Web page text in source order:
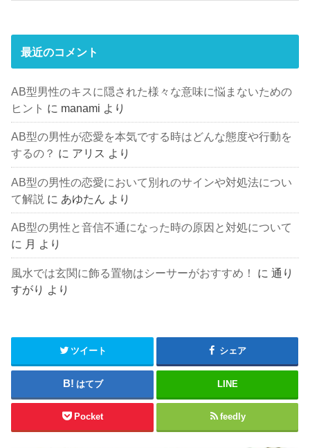
最近のコメント
AB型男性のキスに隠された様々な意味に悩まないための
ヒント に manami より
AB型の男性が恋愛を本気でする時はどんな態度や行動を
するの？ に アリス より
AB型の男性の恋愛において別れのサインや対処法につい
て解説 に あゆたん より
AB型の男性と音信不通になった時の原因と対処について
に 月 より
風水では玄関に飾る置物はシーサーがおすすめ！ に通り
すがり
より
ツイート シェア
はてブ LINE
Pocket feedly